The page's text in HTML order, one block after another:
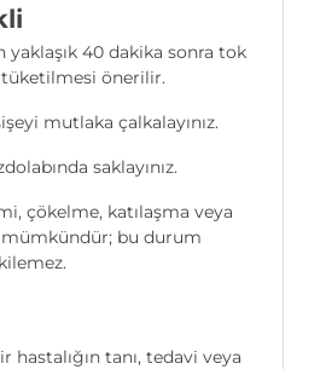
yaklaşık 40 dakika sonra tok
tüketilmesi önerilir.
mutlaka çalkalayınız.
saklayınız.
çökelme, katılaşma veya
mümkündür; bu durum
tanı, tedavi veya